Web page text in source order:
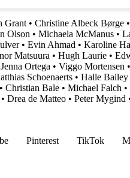
Grant • Christine Albeck Børge •
Olson • Michaela McManus •
• Evin Ahmad • Karoline
Matsuura • Hugh Laurie •
Jenna Ortega • Viggo Mortensen •
Schoenaerts • Halle Bailey
• Christian Bale • Michael Falch •
• Drea de Matteo • Peter Mygind
Pinterest TikTok